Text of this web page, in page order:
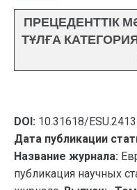
ПРЕЦЕДЕНТТІК
ТҰЛҒА
DOI: 10.31618/
Дата публикации
Название журнала:
публикация научных